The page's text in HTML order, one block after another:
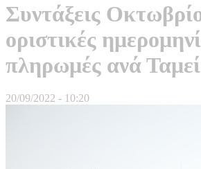
Συντάξεις
οριστικές
πληρωμές ανά
20/09/2022 - 10:20